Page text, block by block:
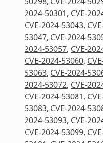
2024-50301, CVE-
CVE-2024-53043,
53047, CVE-2024-
2024-53057, CVE-
CVE-2024-53060,
53063, CVE-2024-
2024-53072, CVE-
CVE-2024-53081,
53083, CVE-2024-
2024-53093, CVE-
CVE-2024-53099,